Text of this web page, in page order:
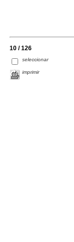
10 / 126
seleccionar
imprimir